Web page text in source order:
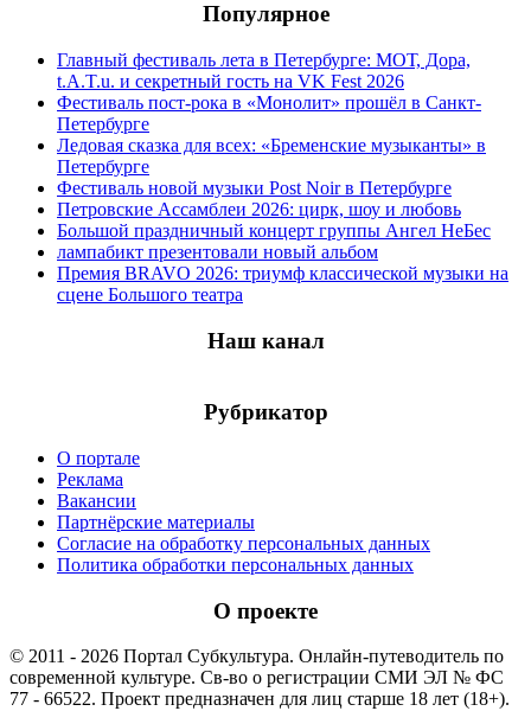
Популярное
Главный фестиваль лета в Петербурге: МОТ, Дора,
t.A.T.u. и секретный гость на VK Fest 2026
Фестиваль пост-рока в «Монолит» прошёл в Санкт-
Петербурге
Ледовая сказка для всех: «Бременские музыканты» в
Петербурге
Фестиваль новой музыки Post Noir в Петербурге
Петровские Ассамблеи 2026: цирк, шоу и любовь
Большой праздничный концерт группы Ангел НеБес
лампабикт презентовали новый альбом
Премия BRAVO 2026: триумф классической музыки на
сцене Большого театра
Наш канал
Рубрикатор
О портале
Реклама
Вакансии
Партнёрские материалы
Согласие на обработку персональных данных
Политика обработки персональных данных
О проекте
© 2011 - 2026 Портал Субкультура. Онлайн-путеводитель по
современной культуре. Св-во о регистрации СМИ ЭЛ № ФС
77 - 66522. Проект предназначен для лиц старше 18 лет (18+).